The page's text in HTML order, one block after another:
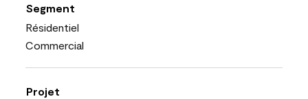
Segment
Résidentiel
Commercial
Projet